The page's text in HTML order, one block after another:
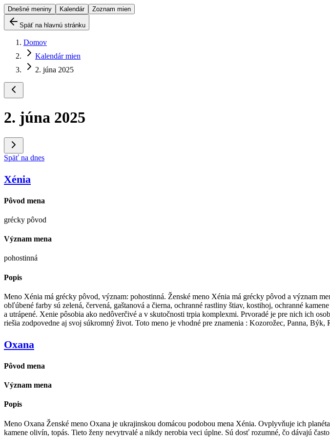
Dnešné meniny Kalendár Zoznam mien
Späť na hlavnú stránku
Domov
Kalendár mien
2. júna 2025
2. júna 2025
Späť na dnes
Xénia
Pôvod mena
grécky pôvod
Význam mena
pohostinná
Popis
Meno Xénia má grécky pôvod, význam: pohostinná. Ženské meno Xénia má grécky pôvod a význam
obľúbené farby sú zelená, červená, gaštanová a čierna, ochranné rastliny štiav, kostihoj, ochranné
a utrápené. Xenie pôsobia ako nedôverčivé a v skutočnosti trpia komplexmi. Prvoradé je pre nich ich
riešia zodpovedne aj svoj súkromný život. Toto meno je vhodné pre znamenia : Kozorožec, Panna, Býk,
Oxana
Pôvod mena
Význam mena
Popis
Meno Oxana Ženské meno Oxana je ukrajinskou domácou podobou mena Xénia. Ovplyvňuje ich
kamene olivín, topás. Tieto ženy nevytrvalé a nikdy nerobia veci úplne. Sú dosť rozumné, čo dávajú